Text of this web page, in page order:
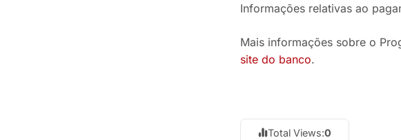
Informações relativas ao
Mais informações sobre o
site do banco.
Total Views:0